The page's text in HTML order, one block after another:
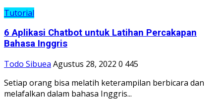
Tutorial
6 Aplikasi Chatbot untuk Latihan Percakapan
Bahasa Inggris
Todo Sibuea Agustus 28, 2022 0 445
Setiap orang bisa melatih keterampilan berbicara dan
melafalkan dalam bahasa Inggris...